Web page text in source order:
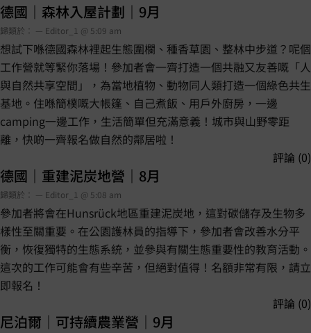
德國｜森林入屋計劃｜9月
歸類於： — Editor_1 @ 5:09 am
想試下喺德國森林裡起生態圍欄、種香草園、整林中步道？呢個
工作營就等緊你落場！參加者會一齊打造一個共融又友善嘅「人
與自然共享空間」，為當地植物、動物同人類打造一個綠色共生
基地。住喺簡樸嘅大帳篷、自己煮飯、用戶外廚房，一邊
camping一邊工作，生活簡單但充滿意義！城市與山野零距
離，快啲一齊報名做自然的鄰居啦！
評論 (0)
德國｜重建泥炭地營｜8月
歸類於： — Editor_1 @ 5:08 am
參加者將會在Hunsrück地區重建泥炭地，這對碳儲存及生物多
樣性至關重要。在公園護林員的指導下，參加者會改善水分平
衡，恢復獨特的生態系統，並參與有關生態重要性的教育活動。
這次的工作可能會有些辛苦，但絕對值得！名額非常有限，請立
即報名！
評論 (0)
尼泊爾｜可持續農業營｜9月